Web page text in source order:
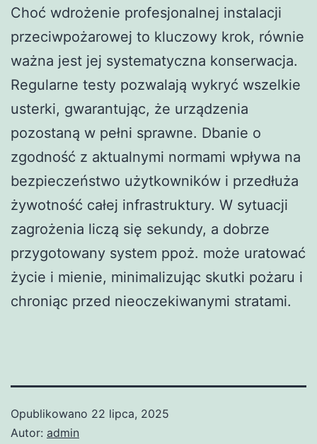
Choć wdrożenie profesjonalnej instalacji
przeciwpożarowej to kluczowy krok, równie
ważna jest jej systematyczna konserwacja.
Regularne testy pozwalają wykryć wszelkie
usterki, gwarantując, że urządzenia
pozostaną w pełni sprawne. Dbanie o
zgodność z aktualnymi normami wpływa na
bezpieczeństwo użytkowników i przedłuża
żywotność całej infrastruktury. W sytuacji
zagrożenia liczą się sekundy, a dobrze
przygotowany system ppoż. może uratować
życie i mienie, minimalizując skutki pożaru i
chroniąc przed nieoczekiwanymi stratami.
Opublikowano 22 lipca, 2025
Autor: admin